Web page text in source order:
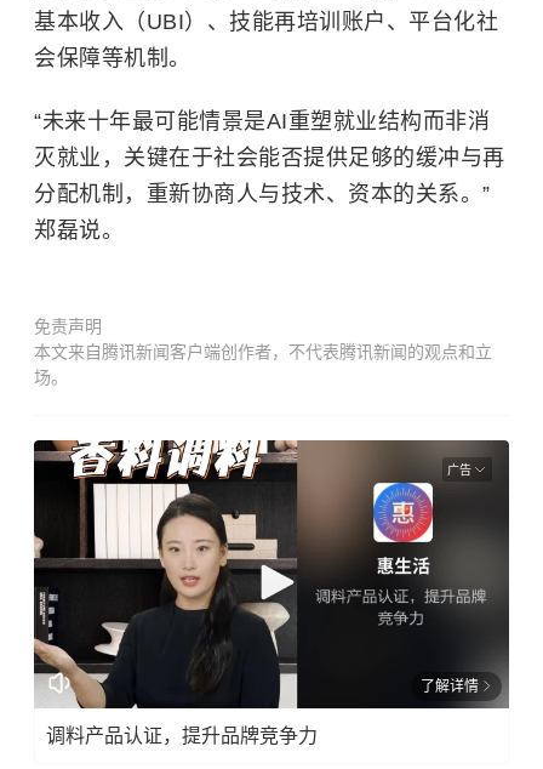
基本收入（UBI）、技能再培训账户、平台化社
会保障等机制。
“未来十年最可能情景是AI重塑就业结构而非消
灭就业，关键在于社会能否提供足够的缓冲与再
分配机制，重新协商人与技术、资本的关系。”
郑磊说。
免责声明
本文来自腾讯新闻客户端创作者，不代表腾讯新闻的观点和立
场。
广告
了解详情
调料产品认证，提升品牌竞争力